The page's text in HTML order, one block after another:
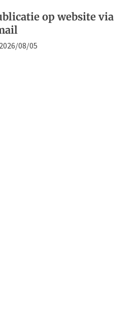
op website via
2026/08/05